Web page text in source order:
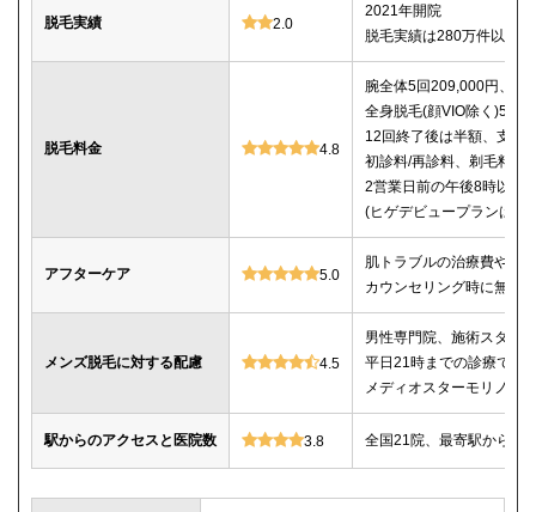
脱毛実績 2.0
2021年開院
脱毛実績は280万件以上
脱毛料金 4.8
腕全体5回209,000円、ひ
全身脱毛(顔VIO除く)5回
12回終了後は半額、支払
初診料/再診料、剃毛料、
2営業日前の午後8時以降
(ヒゲデビュープランはキ
アフターケア 5.0
肌トラブルの治療費や薬
カウンセリング時に無料
メンズ脱毛に対する配慮 4.5
男性専門院、施術スタッ
平日21時までの診療で仕
メディオスターモリノス
駅からのアクセスと医院数 3.8 全国21院、最寄駅から徒